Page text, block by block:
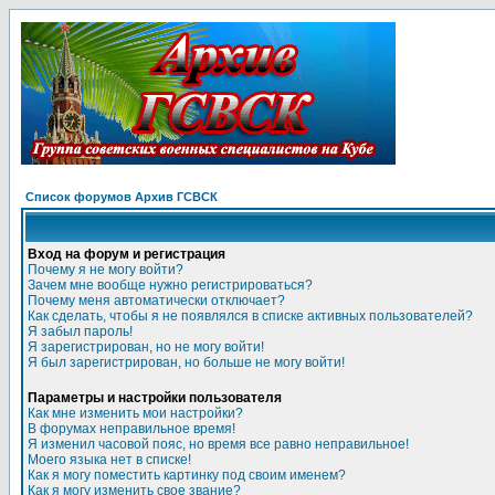
Список форумов Архив ГСВСК
Вход на форум и регистрация
Почему я не могу войти?
Зачем мне вообще нужно регистрироваться?
Почему меня автоматически отключает?
Как сделать, чтобы я не появлялся в списке активных пользователей?
Я забыл пароль!
Я зарегистрирован, но не могу войти!
Я был зарегистрирован, но больше не могу войти!
Параметры и настройки пользователя
Как мне изменить мои настройки?
В форумах неправильное время!
Я изменил часовой пояс, но время все равно неправильное!
Моего языка нет в списке!
Как я могу поместить картинку под своим именем?
Как я могу изменить свое звание?